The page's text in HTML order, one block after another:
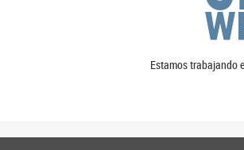
Estamos trabajando